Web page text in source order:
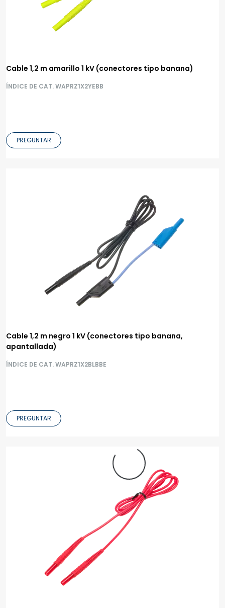
Cable 1,2 m amarillo 1 kV (conectores tipo banana)
ÍNDICE DE CAT. WAPRZ1X2YEBB
PREGUNTAR
Cable 1,2 m negro 1 kV (conectores tipo banana,
apantallada)
ÍNDICE DE CAT. WAPRZ1X2BLBBE
PREGUNTAR